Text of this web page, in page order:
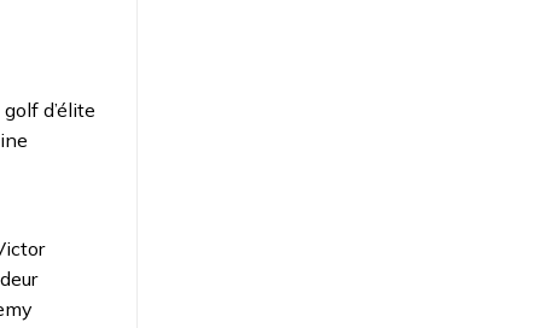
d’élite